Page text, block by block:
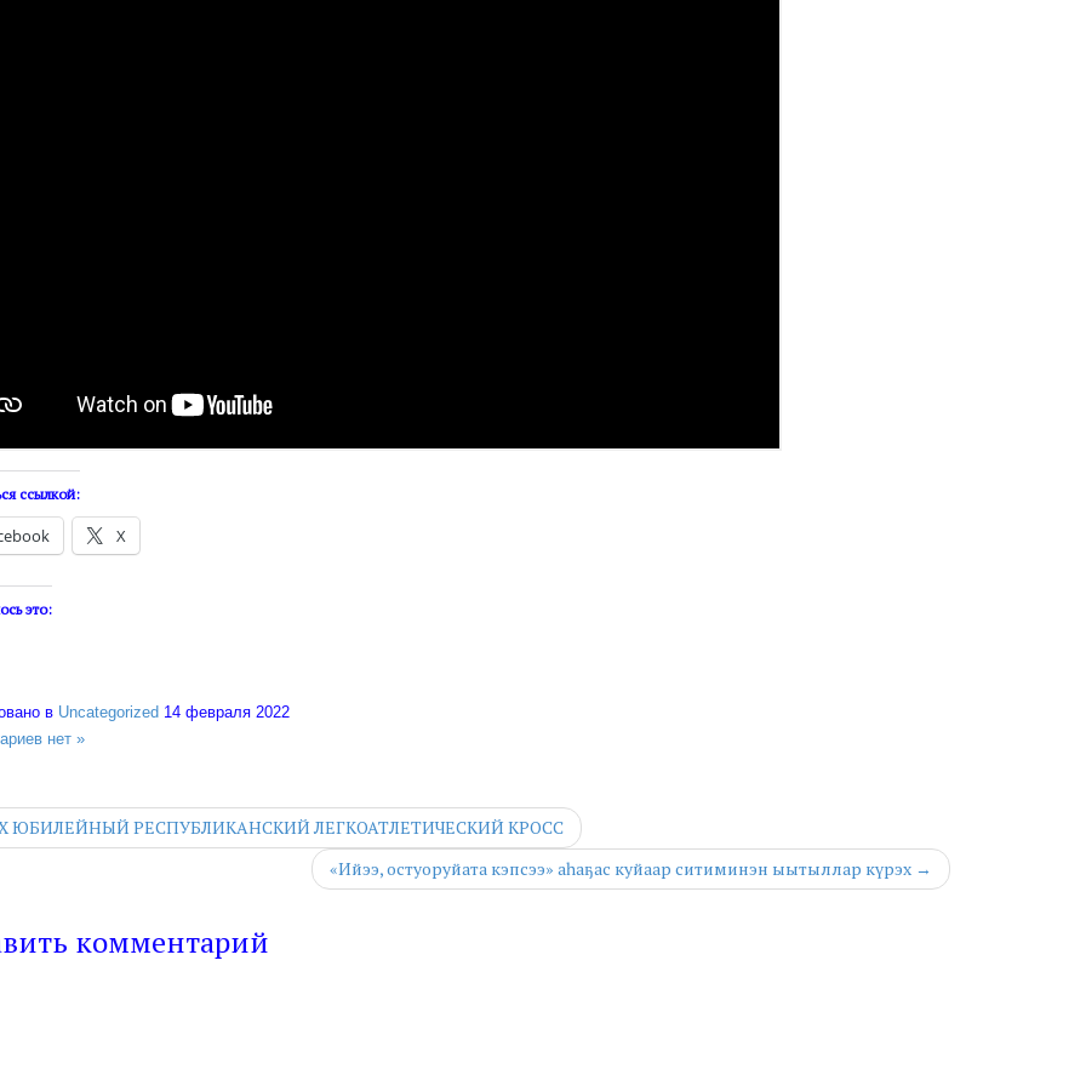
ссылкой:
X
это:
в Uncategorized 14 февраля 2022
нет »
ЮБИЛЕЙНЫЙ РЕСПУБЛИКАНСКИЙ ЛЕГКОАТЛЕТИЧЕСКИЙ КРОСС
«Ийээ, остуоруйата кэпсээ» аһаҕас куйаар ситиминэн ыытыллар күрэх →
комментарий